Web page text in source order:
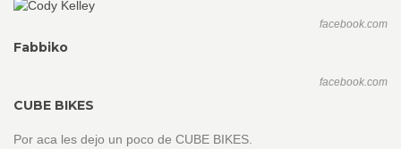
facebook.com
Fabbiko
facebook.com
CUBE BIKES
Por aca les dejo un poco de CUBE BIKES.